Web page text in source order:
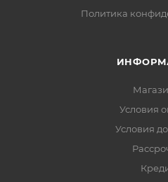
Политика
Условия
Условия